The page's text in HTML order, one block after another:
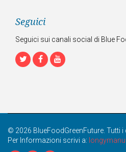
Seguici
Seguici sui canali social di Blue
© 2026 BlueFoodGreenFuture. Tutti i
Per Informazioni scrivi a: